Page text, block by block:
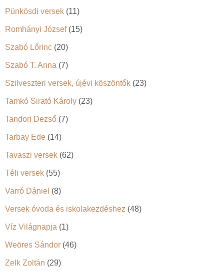
Pünkösdi versek (11)
Romhányi József(15)
Szabó Lőrinc (20)
Szabó T. Anna (7)
Szilveszteri versek, újévi köszöntők (23)
Tamkó Sirató Károly (23)
Tandori Dezső (7)
Tarbay Ede (14)
Tavaszi versek (62)
Téli versek (55)
Varró Dániel (8)
Versek óvoda és iskolakezdéshez (48)
Víz Világnapja (1)
Weöres Sándor (46)
Zelk Zoltán (29)